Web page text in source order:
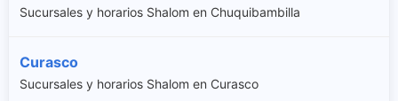
Sucursales y horarios Shalom en Chuquibambilla
Curasco
Sucursales y horarios Shalom en Curasco